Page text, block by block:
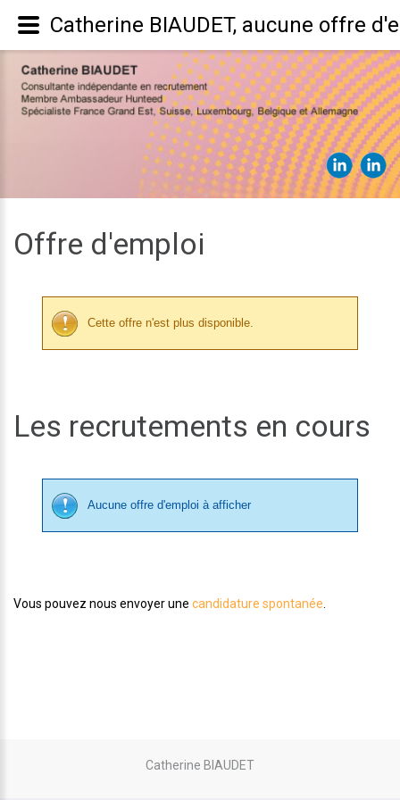
Offre d'emploi
Cette offre n'est plus disponible.
Les recrutements en cours
Aucune offre d'emploi à afficher
Vous pouvez nous envoyer une candidature spontanée
Catherine BIAUDET
Catherine BIAUDET, aucune offre